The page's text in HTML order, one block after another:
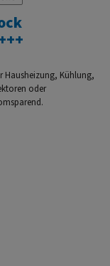
Hausheizung, Kühlung,
oder